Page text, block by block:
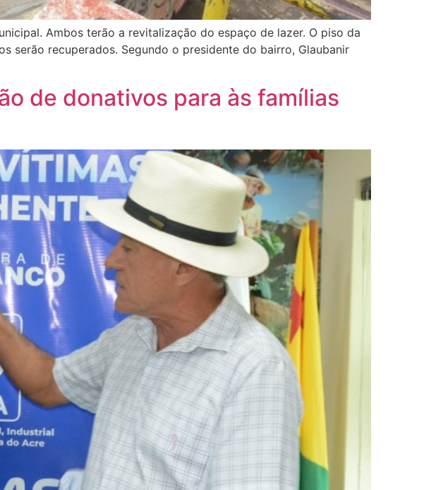
Ambos terão a revitalização do espaço de lazer. O piso da
serão recuperados. Segundo o presidente do bairro, Glaubanir
de donativos para às famílias